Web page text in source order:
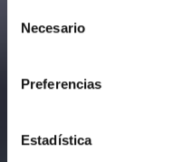
Haga clicaquí
Necesario
Preferencias
Estadística